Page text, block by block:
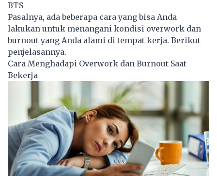
BTS
Pasalnya, ada beberapa cara yang bisa Anda
lakukan untuk menangani kondisi overwork dan
burnout yang Anda alami di tempat kerja. Berikut
penjelasannya.
Cara Menghadapi Overwork dan Burnout Saat
Bekerja